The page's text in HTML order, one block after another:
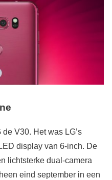
V30. Het was LG’s
display van 6-inch. De
lichtsterke dual-camera
eind september in een